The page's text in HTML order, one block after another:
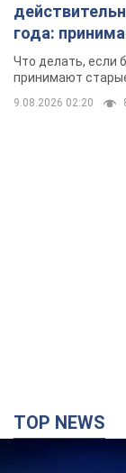
года:
банки такие
Что делать, если
принимают
9.08.2026 02:20
TOP NEWS